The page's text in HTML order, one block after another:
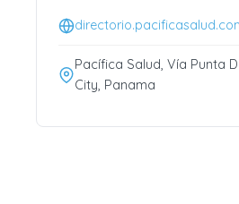
Pacífica Salud, Vía Punta
City, Panama